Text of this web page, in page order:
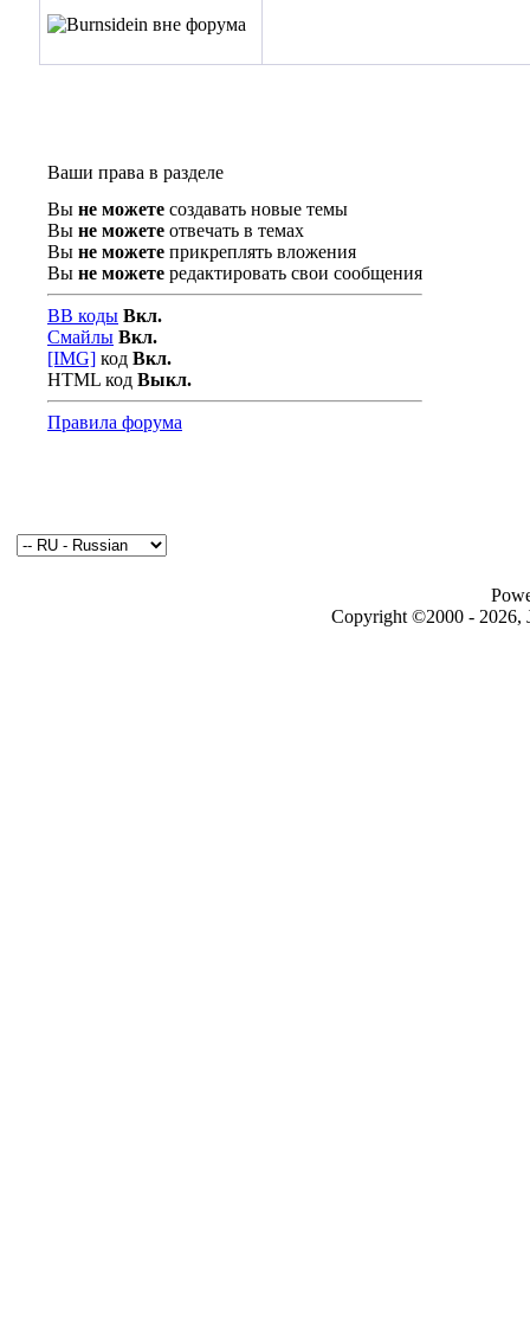
Ваши права в разделе
Вы не можете создавать новые темы
Вы не можете отвечать в темах
Вы не можете прикреплять вложения
Вы не можете редактировать свои сообщения
BB коды Вкл.
Смайлы Вкл.
[IMG] код Вкл.
HTML код Выкл.
Правила форума
Copyright ©2000 - 2026,